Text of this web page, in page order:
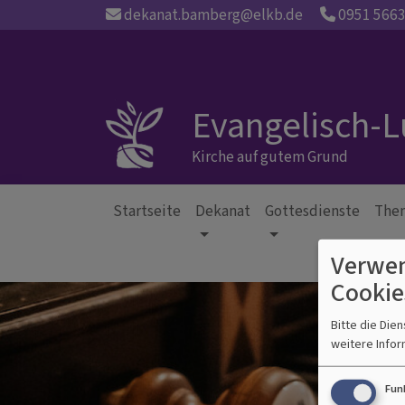
dekanat.bamberg@elkb.de 0951
Evangelisch-
Kirche auf gutem Grund
Hauptnavigation
Startseite Dekanat Gottesdienste
Bitte die
weitere